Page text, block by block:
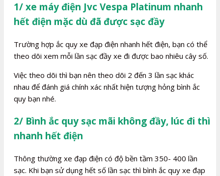
1/ xe máy điện Jvc Vespa Platinum nhanh
hết điện mặc dù đã được sạc đầy
Trường hợp ắc quy xe đạp điện nhanh hết điện, bạn có thể
theo dõi xem mỗi lần sạc đầy xe đi được bao nhiêu cây số.
Việc theo dõi thì bạn nên theo dõi 2 đến 3 lần sạc khác
nhau để đánh giá chính xác nhất hiện tượng hỏng bình ắc
quy bạn nhé.
2/ Bình ắc quy sạc mãi không đầy, lúc đi thì
nhanh hết điện
Thông thường xe đạp điện có độ bền tầm 350- 400 lần
sạc. Khi bạn sử dụng hết số lần sạc thì bình ắc quy xe đạp